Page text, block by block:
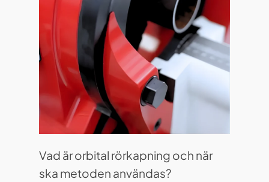
Vad är orbital rörkapning och när
ska metoden användas?